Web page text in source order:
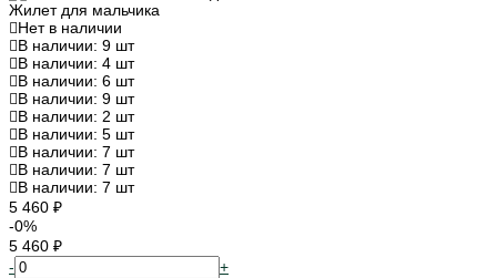
Жилет для мальчика
Нет в наличии
В наличии: 9 шт
В наличии: 4 шт
В наличии: 6 шт
В наличии: 9 шт
В наличии: 2 шт
В наличии: 5 шт
В наличии: 7 шт
В наличии: 7 шт
В наличии: 7 шт
5 460 ₽
-0%
5 460 ₽
-
+